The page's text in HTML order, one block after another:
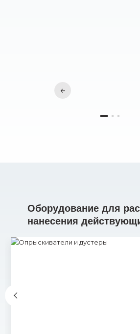
Оборудование для
нанесения